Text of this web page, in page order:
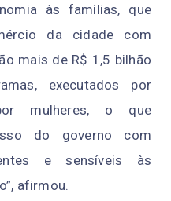
às famílias, que
da cidade com
mais de R$ 1,5 bilhão
executados por
mulheres, o que
do governo com
e sensíveis às
afirmou.